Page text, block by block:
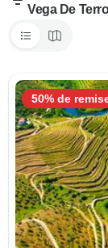
Vega De
50% de